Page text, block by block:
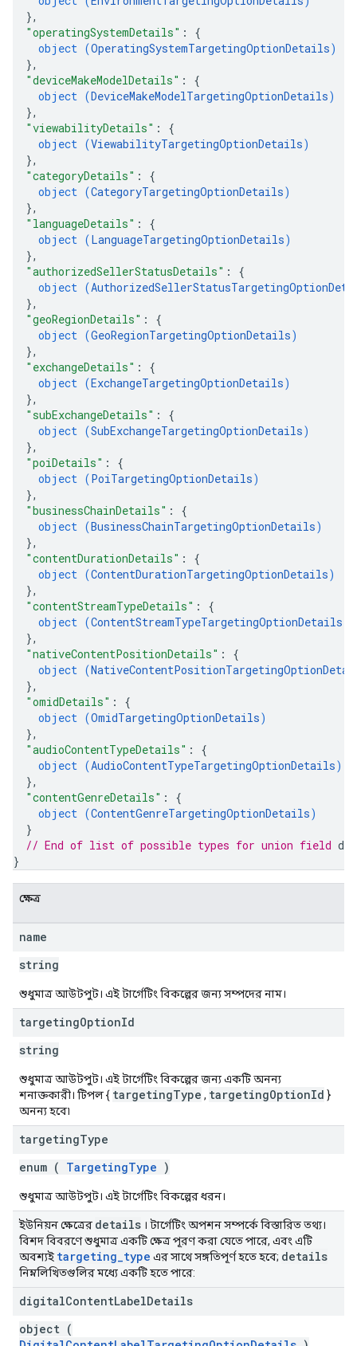
},
"operatingSystemDetails" : {
object (OperatingSystemTargetingOptionDetails)
},
"deviceMakeModelDetails" : {
object (DeviceMakeModelTargetingOptionDetails)
},
"viewabilityDetails" : {
object (ViewabilityTargetingOptionDetails)
},
"categoryDetails" : {
object (CategoryTargetingOptionDetails)
},
"languageDetails" : {
object (LanguageTargetingOptionDetails)
},
"authorizedSellerStatusDetails" : {
object (
},
"geoRegionDetails" : {
object (GeoRegionTargetingOptionDetails)
},
"exchangeDetails" : {
object (ExchangeTargetingOptionDetails)
},
"subExchangeDetails" : {
object (SubExchangeTargetingOptionDetails)
},
"poiDetails" : {
object (PoiTargetingOptionDetails)
},
"businessChainDetails" : {
object (BusinessChainTargetingOptionDetails)
},
"contentDurationDetails" : {
object (ContentDurationTargetingOptionDetails)
},
"contentStreamTypeDetails" : {
object (ContentStreamTypeTargetingOptionDetails
},
"nativeContentPositionDetails" : {
object (
},
"omidDetails" : {
object (OmidTargetingOptionDetails)
},
"audioContentTypeDetails" : {
object (AudioContentTypeTargetingOptionDetails)
},
"contentGenreDetails" : {
object (ContentGenreTargetingOptionDetails)
}
// End of list of possible types for union field
}
ক্ষেত্র
name
string
শুধুমাত্র আউটপুট। এই টার্গেটিং বিকল্পের জন্য সম্পদের নাম।
targetingOptionId
string
শুধুমাত্র আউটপুট। এই টার্গেটিং বিকল্পের জন্য একটি অনন্য
শনাক্তকারী। টিপল { targetingType , targetingOptionId }
অনন্য হবে৷
targetingType
enum ( TargetingType )
শুধুমাত্র আউটপুট। এই টার্গেটিং বিকল্পের ধরন।
ইউনিয়ন ক্ষেত্রের details । টার্গেটিং অপশন সম্পর্কে বিস্তারিত তথ্য।
বিশদ বিবরণে শুধুমাত্র একটি ক্ষেত্র পূরণ করা যেতে পারে, এবং এটি
অবশ্যই targeting_type এর সাথে সঙ্গতিপূর্ণ হতে হবে; details
নিম্নলিখিতগুলির মধ্যে একটি হতে পারে:
digitalContentLabelDetails
object (